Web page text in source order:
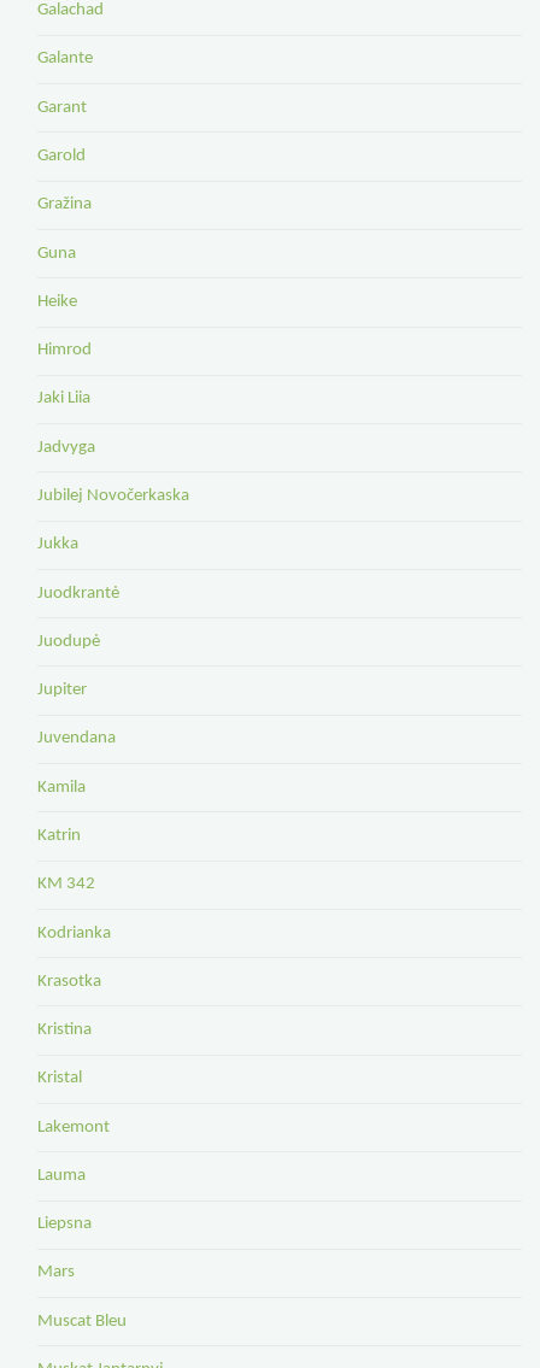
Galachad
Galante
Garant
Garold
Gražina
Guna
Heike
Himrod
Jaki Liia
Jadvyga
Jubilej Novočerkaska
Jukka
Juodkrantė
Juodupė
Jupiter
Juvendana
Kamila
Katrin
KM 342
Kodrianka
Krasotka
Kristina
Kristal
Lakemont
Lauma
Liepsna
Mars
Muscat Bleu